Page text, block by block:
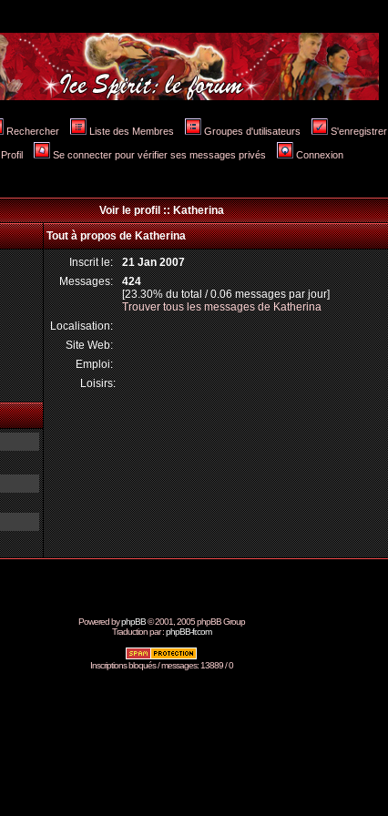
Rechercher Liste des Membres Groupes d'utilisateurs S'enregistrer
Profil Se connecter pour vérifier ses messages privés Connexion
Voir le profil :: Katherina
Tout à propos de Katherina
Inscrit le: 21 Jan 2007
Messages: 424
[23.30% du total / 0.06 messages par jour]
Trouver tous les messages de Katherina
Localisation:
Site Web:
Emploi:
Loisirs:
Powered byphpBB© 2001, 2005 phpBB Group
Traduction par :phpBB-fr.com
Inscriptions bloqués / messages: 13889 / 0